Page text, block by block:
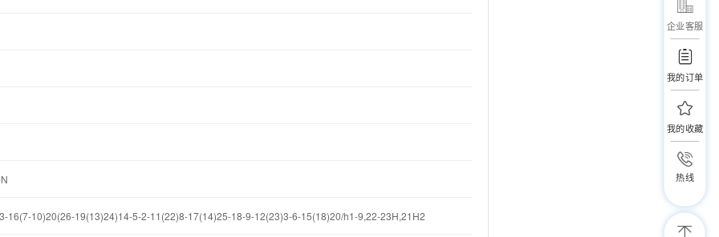
16(7-10)20(26-19(13)24)14-5-2-11(22)8-17(14)25-18-9-12(23)3-6-15(18)20/h1-9,22-23H,21H2
企业客服
我的订单
我的收藏
热线